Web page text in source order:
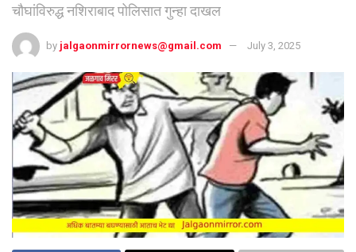
चौघांविरुद्ध नशिराबाद पोलिसात गुन्हा दाखल
by jalgaonmirrornews@gmail.com July 3, 2025